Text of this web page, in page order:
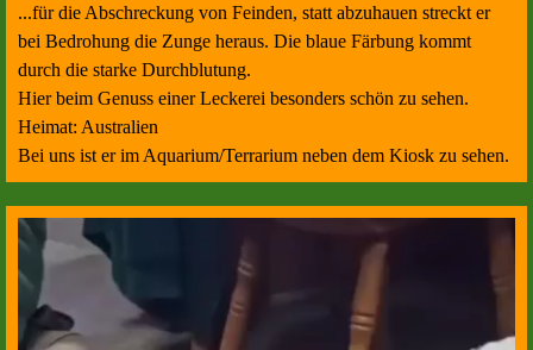
...für die Abschreckung von Feinden, statt abzuhauen streckt er
bei Bedrohung die Zunge heraus. Die blaue Färbung kommt
durch die starke Durchblutung.
Hier beim Genuss einer Leckerei besonders schön zu sehen.
Heimat: Australien
Bei uns ist er im Aquarium/Terrarium neben dem Kiosk zu sehen.